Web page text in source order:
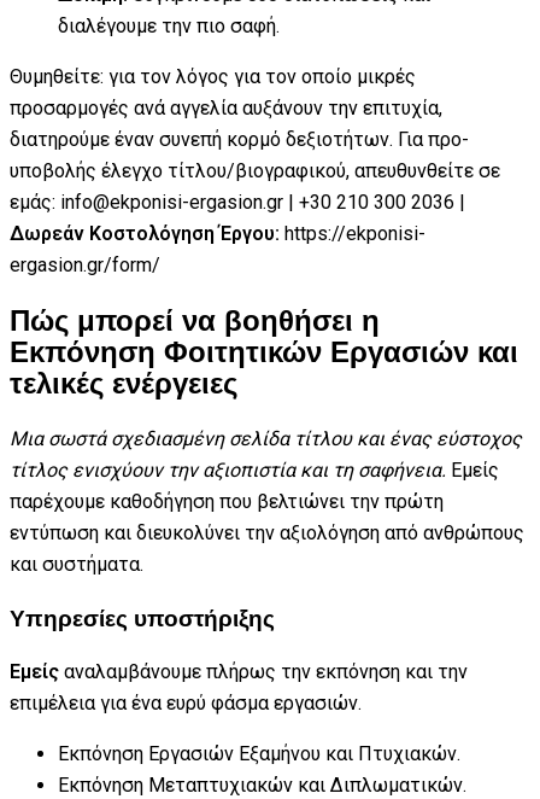
διαλέγουμε την πιο σαφή.
Θυμηθείτε: για τον λόγος για τον οποίο μικρές
προσαρμογές ανά αγγελία αυξάνουν την επιτυχία,
διατηρούμε έναν συνεπή κορμό δεξιοτήτων. Για προ-
υποβολής έλεγχο τίτλου/βιογραφικού, απευθυνθείτε σε
εμάς: info@ekponisi-ergasion.gr | +30 210 300 2036 |
Δωρεάν Κοστολόγηση Έργου: https://ekponisi-
ergasion.gr/form/
Πώς μπορεί να βοηθήσει η
Εκπόνηση Φοιτητικών Εργασιών και
τελικές ενέργειες
Μια σωστά σχεδιασμένη σελίδα τίτλου και ένας εύστοχος
τίτλος ενισχύουν την αξιοπιστία και τη σαφήνεια. Εμείς
παρέχουμε καθοδήγηση που βελτιώνει την πρώτη
εντύπωση και διευκολύνει την αξιολόγηση από ανθρώπους
και συστήματα.
Υπηρεσίες υποστήριξης
Εμείς αναλαμβάνουμε πλήρως την εκπόνηση και την
επιμέλεια για ένα ευρύ φάσμα εργασιών.
Εκπόνηση Εργασιών Εξαμήνου και Πτυχιακών.
Εκπόνηση Μεταπτυχιακών και Διπλωματικών.